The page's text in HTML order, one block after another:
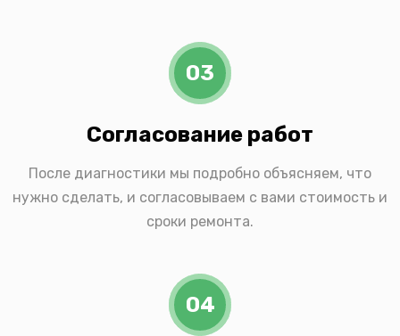
03
Согласование работ
После диагностики мы подробно объясняем, что
нужно сделать, и согласовываем с вами стоимость и
сроки ремонта.
04